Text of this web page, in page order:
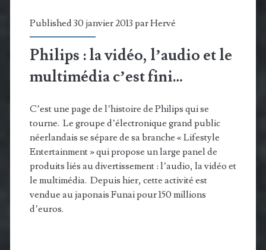
Published 30 janvier 2013 parHervé
Philips : la vidéo, l’audio et le
multimédia c’est fini…
C’est une page de l’histoire de Philips qui se
tourne. Le groupe d’électronique grand public
néerlandais se sépare de sa branche « Lifestyle
Entertainment » qui propose un large panel de
produits liés au divertissement : l’audio, la vidéo et
le multimédia. Depuis hier, cette activité est
vendue au japonais Funai pour 150 millions
d’euros.